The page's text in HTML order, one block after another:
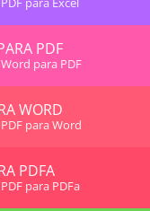
PDF
para PDF
WORD
para Word
PDFA
para PDFa